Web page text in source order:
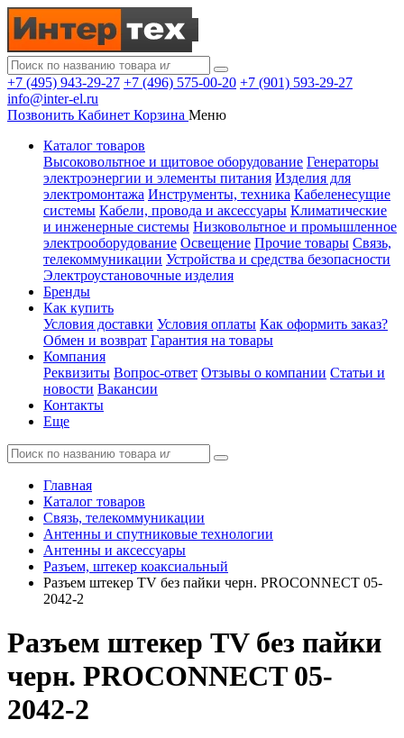
+7 (495) 943-29-27 +7 (496) 575-00-20 +7 (901) 593-29-27
info@inter-el.ru
Позвонить Кабинет Корзина Меню
Каталог товаров
Высоковольтное и щитовое оборудование Генераторы
электроэнергии и элементы питания Изделия для
электромонтажа Инструменты, техника Кабеленесущие
системы Кабели, провода и аксессуары Климатические
и инженерные системы Низковольтное и промышленное
электрооборудование Освещение Прочие товары Связь,
телекоммуникации Устройства и средства безопасности
Электроустановочные изделия
Бренды
Как купить
Условия доставки Условия оплаты Как оформить заказ?
Обмен и возврат Гарантия на товары
Компания
Реквизиты Вопрос-ответ Отзывы о компании Статьи и
новости Вакансии
Контакты
Еще
Главная
Каталог товаров
Связь, телекоммуникации
Антенны и спутниковые технологии
Антенны и аксессуары
Разъем, штекер коаксиальный
Разъем штекер TV без пайки черн. PROCONNECT 05-
2042-2
Разъем штекер TV без пайки
черн. PROCONNECT 05-
2042-2